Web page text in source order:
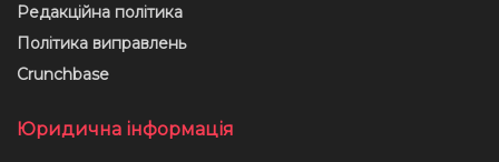
Редакційна політика
Політика виправлень
Crunchbase
Юридична інформація